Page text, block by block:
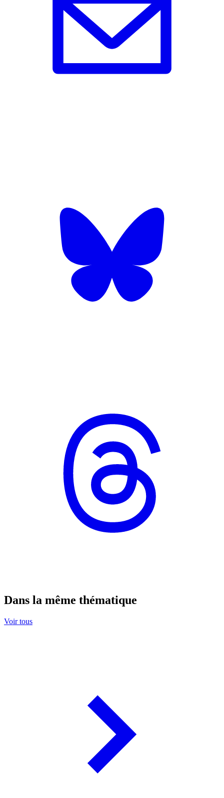
Dans la même thématique
Voir tous